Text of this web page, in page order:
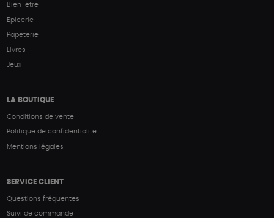
Bien-être
Epicerie
Papeterie
Livres
Jeux
LA BOUTIQUE
Conditions de vente
Politique de confidentialité
Mentions légales
SERVICE CLIENT
Questions fréquentes
Suivi de commande